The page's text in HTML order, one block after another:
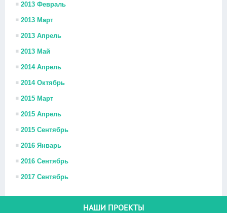
2013 Февраль
2013 Март
2013 Апрель
2013 Май
2014 Апрель
2014 Октябрь
2015 Март
2015 Апрель
2015 Сентябрь
2016 Январь
2016 Сентябрь
2017 Сентябрь
НАШИ ПРОЕКТЫ